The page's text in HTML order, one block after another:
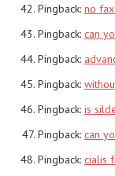
Pingback: no
Pingback: can
Pingback:
Pingback:
Pingback: is
Pingback: can
Pingback: cialis